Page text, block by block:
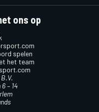
ons op
spelen
het team
– 14